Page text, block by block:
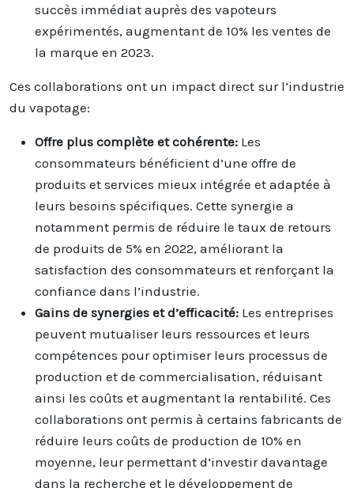
succès immédiat auprès des vapoteurs
expérimentés, augmentant de 10% les ventes de
la marque en 2023.
Ces collaborations ont un impact direct sur l’industrie
du vapotage:
Offre plus complète et cohérente: Les
consommateurs bénéficient d’une offre de
produits et services mieux intégrée et adaptée à
leurs besoins spécifiques. Cette synergie a
notamment permis de réduire le taux de retours
de produits de 5% en 2022, améliorant la
satisfaction des consommateurs et renforçant la
confiance dans l’industrie.
Gains de synergies et d’efficacité: Les entreprises
peuvent mutualiser leurs ressources et leurs
compétences pour optimiser leurs processus de
production et de commercialisation, réduisant
ainsi les coûts et augmentant la rentabilité. Ces
collaborations ont permis à certains fabricants de
réduire leurs coûts de production de 10% en
moyenne, leur permettant d’investir davantage
dans la recherche et le développement de